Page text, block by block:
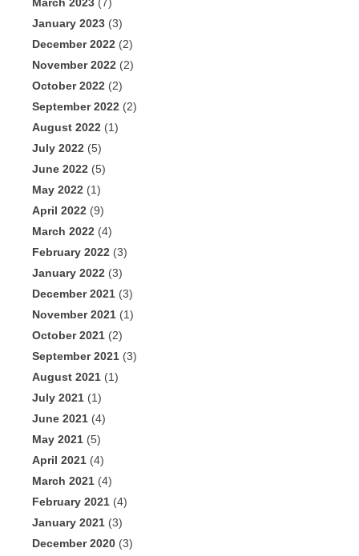
January 2023 (3)
December 2022 (2)
November 2022 (2)
October 2022 (2)
September 2022 (2)
August 2022 (1)
July 2022 (5)
June 2022 (5)
May 2022 (1)
April 2022 (9)
March 2022 (4)
February 2022 (3)
January 2022 (3)
December 2021 (3)
November 2021 (1)
October 2021 (2)
September 2021 (3)
August 2021 (1)
July 2021 (1)
June 2021 (4)
May 2021 (5)
April 2021 (4)
March 2021 (4)
February 2021 (4)
January 2021 (3)
December 2020 (3)